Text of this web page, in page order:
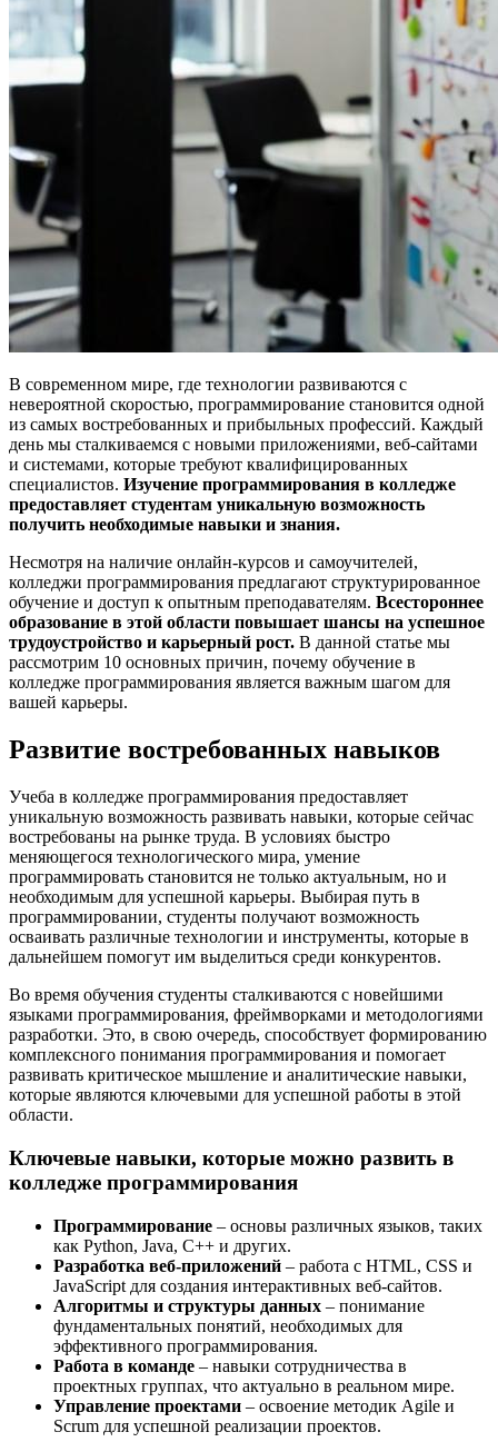
В современном мире, где технологии развиваются с
невероятной скоростью, программирование становится одной
из самых востребованных и прибыльных профессий. Каждый
день мы сталкиваемся с новыми приложениями, веб-сайтами
и системами, которые требуют квалифицированных
специалистов. Изучение программирования в колледже
предоставляет студентам уникальную возможность
получить необходимые навыки и знания.
Несмотря на наличие онлайн-курсов и самоучителей,
колледжи программирования предлагают структурированное
обучение и доступ к опытным преподавателям. Всестороннее
образование в этой области повышает шансы на успешное
трудоустройство и карьерный рост. В данной статье мы
рассмотрим 10 основных причин, почему обучение в
колледже программирования является важным шагом для
вашей карьеры.
Развитие востребованных навыков
Учеба в колледже программирования предоставляет
уникальную возможность развивать навыки, которые сейчас
востребованы на рынке труда. В условиях быстро
меняющегося технологического мира, умение
программировать становится не только актуальным, но и
необходимым для успешной карьеры. Выбирая путь в
программировании, студенты получают возможность
осваивать различные технологии и инструменты, которые в
дальнейшем помогут им выделиться среди конкурентов.
Во время обучения студенты сталкиваются с новейшими
языками программирования, фреймворками и методологиями
разработки. Это, в свою очередь, способствует формированию
комплексного понимания программирования и помогает
развивать критическое мышление и аналитические навыки,
которые являются ключевыми для успешной работы в этой
области.
Ключевые навыки, которые можно развить в
колледже программирования
Программирование – основы различных языков, таких
как Python, Java, C++ и других.
Разработка веб-приложений – работа с HTML, CSS и
JavaScript для создания интерактивных веб-сайтов.
Алгоритмы и структуры данных – понимание
фундаментальных понятий, необходимых для
эффективного программирования.
Работа в команде – навыки сотрудничества в
проектных группах, что актуально в реальном мире.
Управление проектами – освоение методик Agile и
Scrum для успешной реализации проектов.